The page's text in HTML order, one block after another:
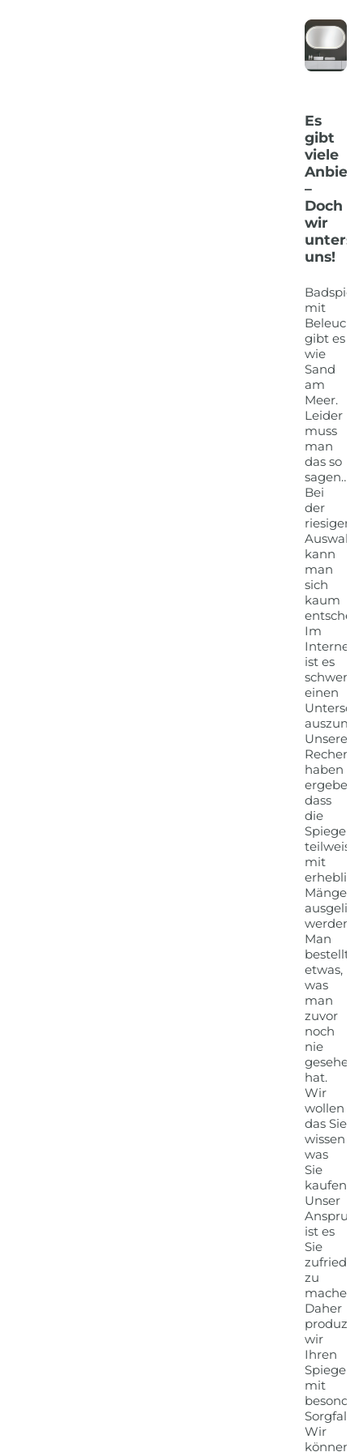
Es
gibt
viele
–
Doch
wir
uns!
mit
gibt es
wie
Sand
am
Meer.
Leider
muss
man
das so
sagen….
Bei
der
riesigen
Auswahl
kann
man
sich
kaum
Im
Internet
ist es
schwer
einen
Unsere
haben
ergeben,
dass
die
Spiegel
teilweise
mit
Mängeln
werden.
Man
bestellt
etwas,
was
man
zuvor
noch
nie
gesehen
hat.
Wir
wollen
das Sie
wissen
was
Sie
kaufen!
Unser
Anspruch
ist es
Sie
zufrieden
zu
machen.
Daher
wir
Ihren
Spiegel
mit
Sorgfalt.
Wir
können